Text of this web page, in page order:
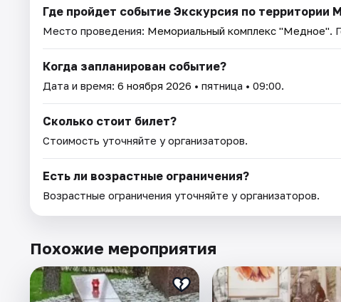
Где пройдет событие Экскурсия по
Место проведения: Мемориальный комплекс "Медное".
Когда запланирован событие?
Дата и время: 6 ноября 2026 • пятница • 09:00.
Сколько стоит билет?
Стоимость уточняйте у организаторов.
Есть ли возрастные ограничения?
Возрастные ограничения уточняйте у организаторов.
Похожие мероприятия